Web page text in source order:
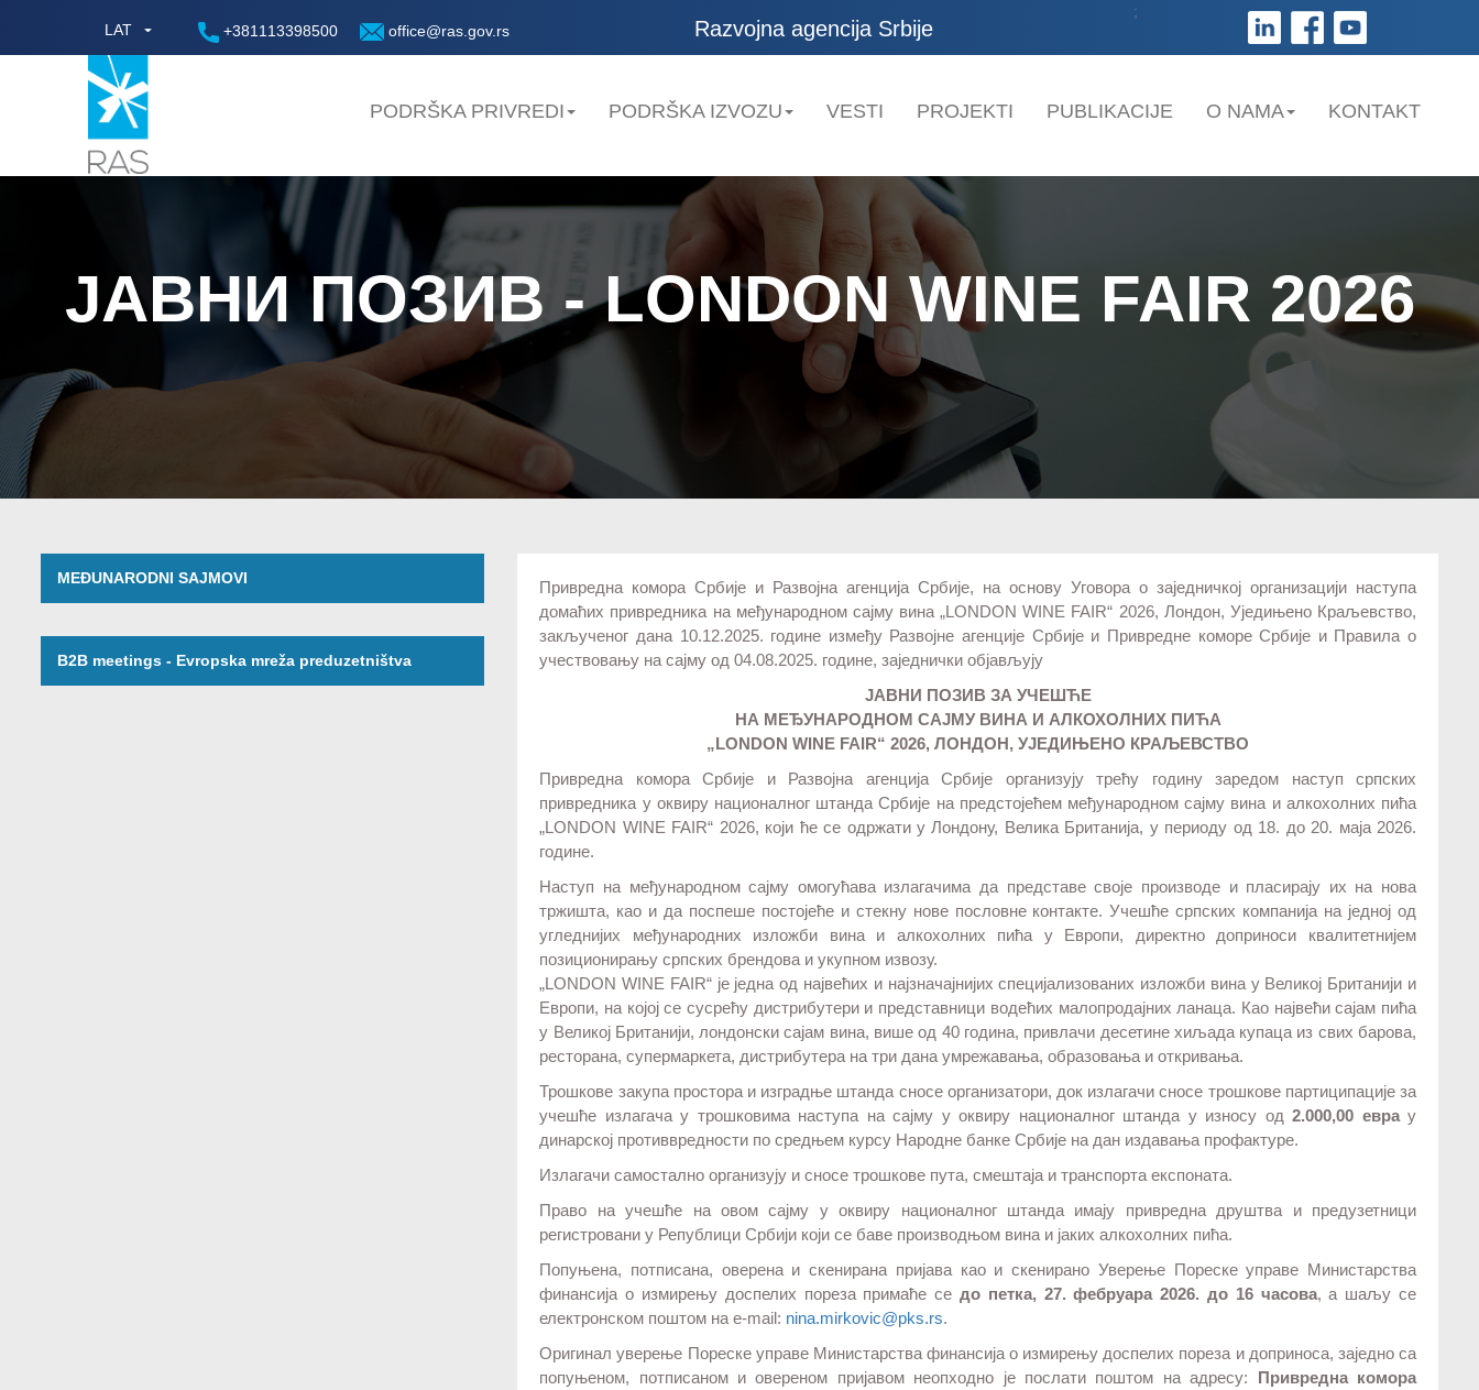
LAT +381113398500 office@ras.gov.rs Razvojna agencija Srbije
;
PODRŠKA PRIVREDI PODRŠKA IZVOZU VESTI PROJEKTI PUBLIKACIJE O NAMA KONTAKT
ЈАВНИ ПОЗИВ - LONDON WINE FAIR 2026
MEĐUNARODNI SAJMOVI
B2B meetings - Evropska mreža preduzetništva
Привредна комора Србије и Развојна агенција Србије, на основу Уговора о заједничкој организацији наступа
домаћих привредника на међународном сајму вина „LONDON WINE FAIR“ 2026, Лондон, Уједињено Краљевство,
закљученог дана 10.12.2025. године између Развојне агенције Србије и Привредне коморе Србије и Правила о
учествовању на сајму од 04.08.2025. године, заједнички објављују
ЈАВНИ ПОЗИВ ЗА УЧЕШЋЕ
НА МЕЂУНАРОДНОМ САЈМУ ВИНА И АЛКОХОЛНИХ ПИЋА
„LONDON WINE FAIR“ 2026, ЛОНДОН, УЈЕДИЊЕНО КРАЉЕВСТВО
Привредна комора Србије и Развојна агенција Србије организују трећу годину заредом наступ српских
привредника у оквиру националног штанда Србије на предстојећем међународном сајму вина и алкохолних пића
„LONDON WINE FAIR“ 2026, који ће се одржати у Лондону, Велика Британија, у периоду од 18. до 20. маја 2026.
године.
Наступ на међународном сајму омогућава излагачима да представе своје производе и пласирају их на нова
тржишта, као и да поспеше постојеће и стекну нове пословне контакте. Учешће српских компанија на једној од
угледнијих међународних изложби вина и алкохолних пића у Европи, директно доприноси квалитетнијем
позиционирању српских брендова и укупном извозу.
„LONDON WINE FAIR“ је једна од највећих и најзначајнијих специјализованих изложби вина у Великој Британији и
Европи, на коjoj се сусрећу дистрибутери и представници водећих малопродајних ланаца. Као највећи сајам пића
у Великој Британији, лондонски сајам вина, више од 40 година, привлачи десетине хиљада купаца из свих барова,
ресторана, супермаркета, дистрибутера на три дана умрежавања, образовања и откривања.
Трошкове закупа простора и изградње штанда сносе организатори, док излагачи сносе трошкове партиципације за
учешће излагача у трошковима наступа на сајму у оквиру националног штанда у износу од2.000,00 еврау
динарској противвредности по средњем курсу Народне банке Србије на дан издавања профактуре.
Излагачи самостално организују и сносе трошкове пута, смештаја и транспорта експоната.
Право на учешће на овом сајму у оквиру националног штанда имају привредна друштва и предузетници
регистровани у Републици Србији који се баве производњом вина и јаких алкохолних пића.
Попуњена, потписана, оверена и скенирана пријава као и скенирано Уверење Пореске управе Министарства
финансија о измирењу доспелих пореза примаће се до петка, 27. фебруара 2026. до 16 часова, а шаљу се
електронском поштом на e-mail: nina.mirkovic@pks.rs.
Оригинал уверење Пореске управе Министарства финансија о измирењу доспелих пореза и доприноса, заједно са
попуњеном, потписаном и овереном пријавом неопходно је послати поштом на адресу: Привредна комора